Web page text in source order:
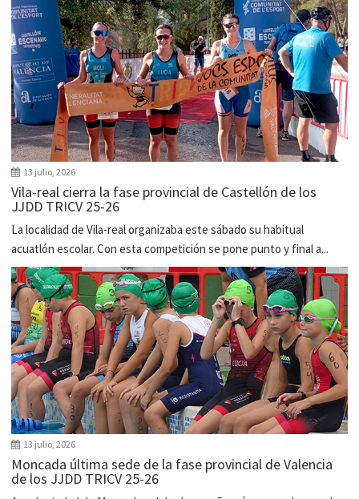
13 julio, 2026
Vila-real cierra la fase provincial de Castellón de los
JJDD TRICV 25-26
La localidad de Vila-real organizaba este sábado su habitual
acuatlón escolar. Con esta competición se pone punto y final a...
13 julio, 2026
Moncada última sede de la fase provincial de Valencia
de los JJDD TRICV 25-26